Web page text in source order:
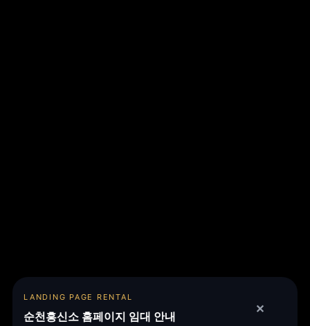
LANDING PAGE RENTAL
순천흥신소 홈페이지 임대 안내
✕